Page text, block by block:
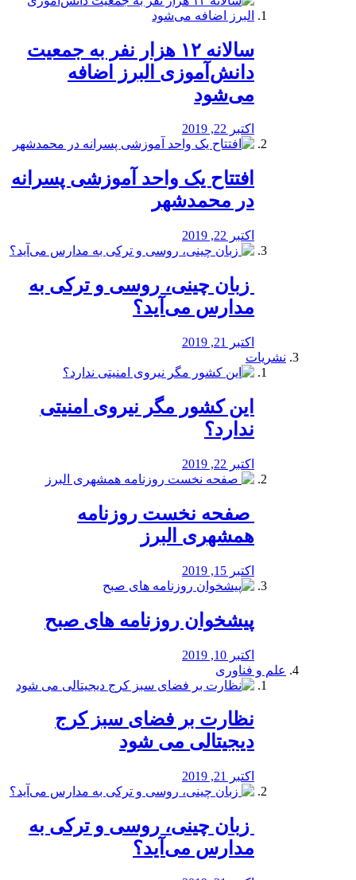
️سالانه ۱۲ هزار نفر به جمعیت
دانش‌آموزی البرز اضافه
می‌شود
اکتبر 22, 2019
افتتاح یک واحد آموزشی پسرانه
در محمدشهر
اکتبر 22, 2019
️ زبان چینی، روسی و ترکی به
مدارس می‌آید؟
اکتبر 21, 2019
نشریات
این کشور مگر نیروی امنیتی
ندارد؟
اکتبر 22, 2019
️ صفحه نخست روزنامه‌
همشهری البرز
اکتبر 15, 2019
پیشخوان روزنامه های صبح
اکتبر 10, 2019
علم و فناوری
نظارت بر فضای سبز کرج
دیجیتالی می شود
اکتبر 21, 2019
️ زبان چینی، روسی و ترکی به
مدارس می‌آید؟